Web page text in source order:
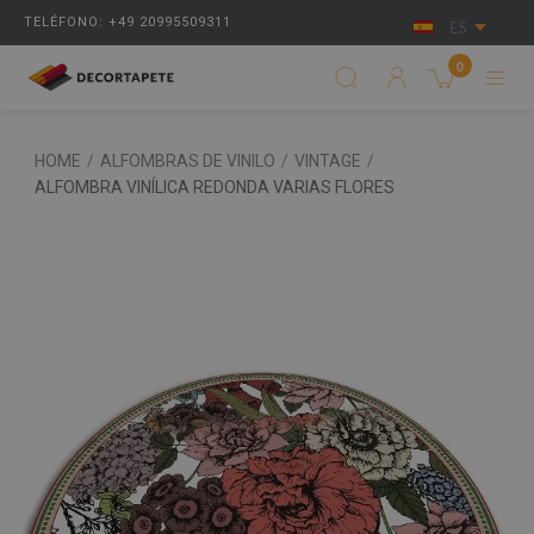
TELÉFONO: +49 20995509311 ES
0
HOME / ALFOMBRAS DE VINILO / VINTAGE /
ALFOMBRA VINÍLICA REDONDA VARIAS FLORES